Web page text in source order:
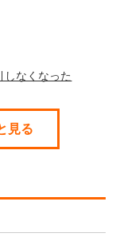
しなくなった
見る